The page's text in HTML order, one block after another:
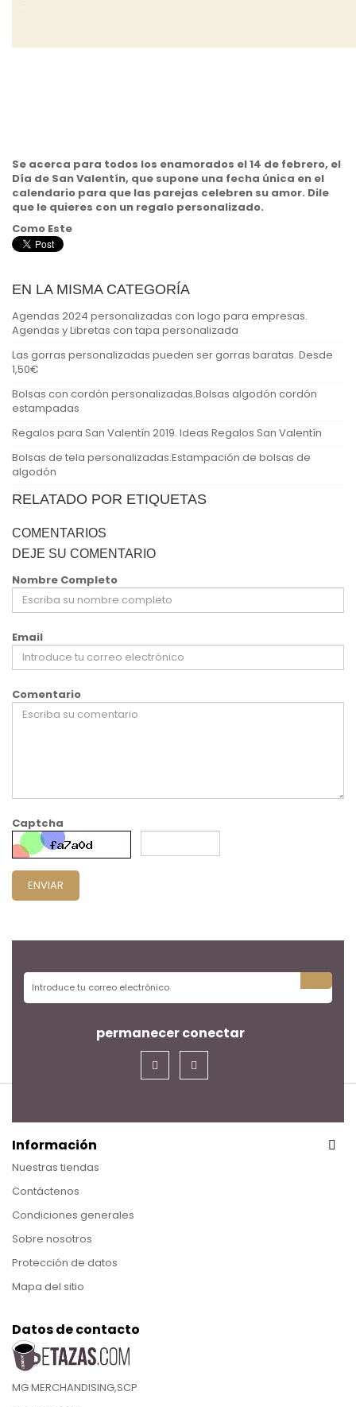
Se acerca para todos los enamorados el 14 de febrero, el
Día de San Valentín, que supone una fecha única en el
calendario para que las parejas celebren su amor. Dile
que le quieres con un regalo personalizado.
Como Este
EN LA MISMA CATEGORÍA
Agendas 2024 personalizadas con logo para empresas.
Agendas y Libretas con tapa personalizada
Las gorras personalizadas pueden ser gorras baratas. Desde
1,50€
Bolsas con cordón personalizadas.Bolsas algodón cordón
estampadas
Regalos para San Valentín 2019. Ideas Regalos San Valentín
Bolsas de tela personalizadas.Estampación de bolsas de
algodón
RELATADO POR ETIQUETAS
COMENTARIOS
DEJE SU COMENTARIO
Nombre Completo
Email
Comentario
Captcha
ENVIAR
permanecer conectar
Información
Nuestras tiendas
Contáctenos
Condiciones generales
Sobre nosotros
Protección de datos
Mapa del sitio
Datos de contacto
MG MERCHANDISING,SCP